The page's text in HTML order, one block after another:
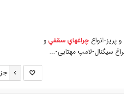
پريز-انواعچراغهاي سقفي و
سيگنال-لامپ مهتابي-...